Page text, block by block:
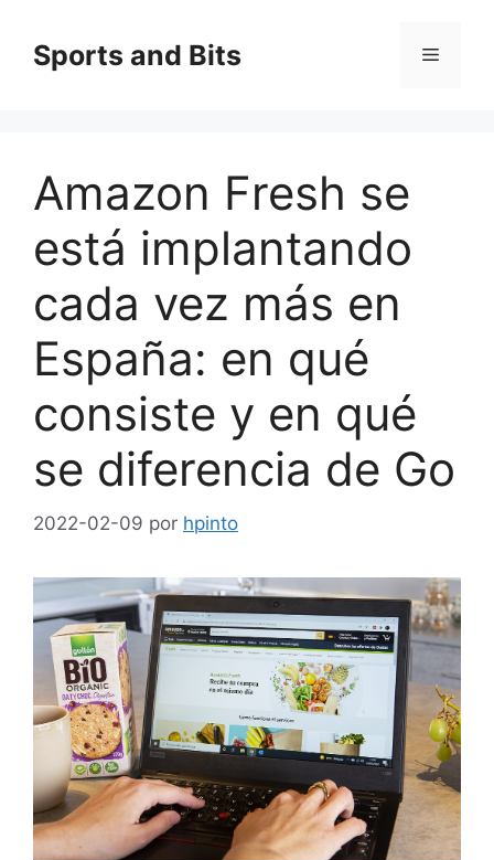
contenido
Sports and Bits Menú
Amazon Fresh se
está implantando
cada vez más en
España: en qué
consiste y en qué
se diferencia de Go
2022-02-09 por hpinto